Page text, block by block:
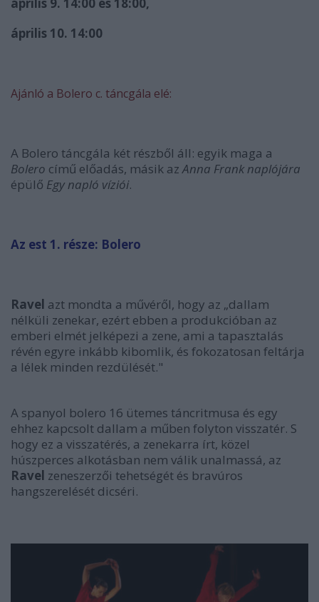
április 10. 14:00
Ajánló a Bolero c. táncgála elé:
A Bolero táncgála két részből áll: egyik maga a
Bolero című előadás, másik azAnna Frank naplójára
épülő Egy napló víziói.
Az est 1. része: Bolero
Ravel azt mondta a művéről, hogy az „dallam
nélküli zenekar, ezért ebben a produkcióban az
emberi elmét jelképezi a zene, ami a tapasztalás
révén egyre inkább kibomlik, és fokozatosan feltárja
a lélek minden rezdülését."
A spanyol bolero 16 ütemes táncritmusa és egy
ehhez kapcsolt dallam a műben folyton visszatér. S
hogy ez a visszatérés, a zenekarra írt, közel
húszperces alkotásban nem válik unalmassá, az
Ravel zeneszerzői tehetségét és bravúros
hangszerelését dicséri.